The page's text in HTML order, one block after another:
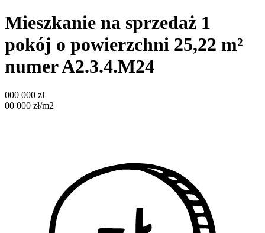
Mieszkanie na sprzedaż 1
pokój o powierzchni 25,22 m²
numer A2.3.4.M24
000 000 zł
00 000 zł/m2